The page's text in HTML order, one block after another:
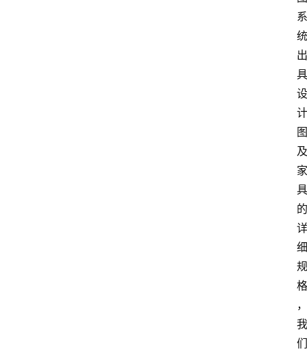
系
统
出
具
设
计
图
及
家
具
的
详
细
规
格
，
我
们